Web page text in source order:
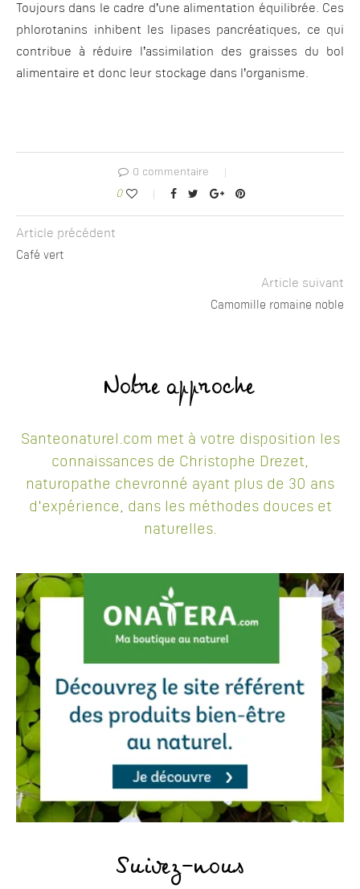
Toujours dans le cadre d’une alimentation équilibrée. Ces
phlorotanins inhibent les lipases pancréatiques, ce qui
contribue à réduire l’assimilation des graisses du bol
alimentaire et donc leur stockage dans l’organisme.
0 commentaire
0
Article précédent
Café vert
Article suivant
Camomille romaine noble
Notre approche
Santeonaturel.com met à votre disposition les
connaissances de Christophe Drezet,
naturopathe chevronné ayant plus de 30 ans
d'expérience, dans les méthodes douces et
naturelles.
Suivez-nous